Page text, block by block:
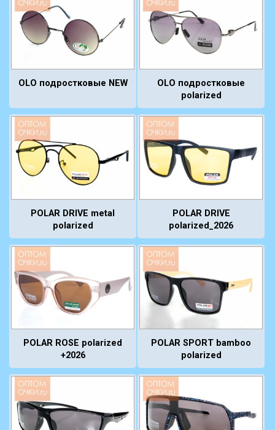
OLO подростковые NEW
OLO подростковые
polarized
POLAR DRIVE metal
polarized
POLAR DRIVE
polarized_2026
POLAR ROSE polarized
+2026
POLAR SPORT bamboo
polarized